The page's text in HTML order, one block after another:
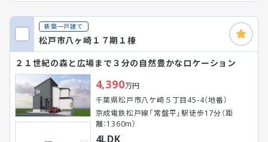
新築一戸建て
松戸市八ヶ崎１７期１棟
２１世紀の森と広場まで３分の自然豊かなロケーション
4,390万円
千葉県松戸市八ケ崎５丁目45-4（地番）
京成電鉄松戸線「常盤平」駅徒歩17分（距
離：1360m）
4LDK